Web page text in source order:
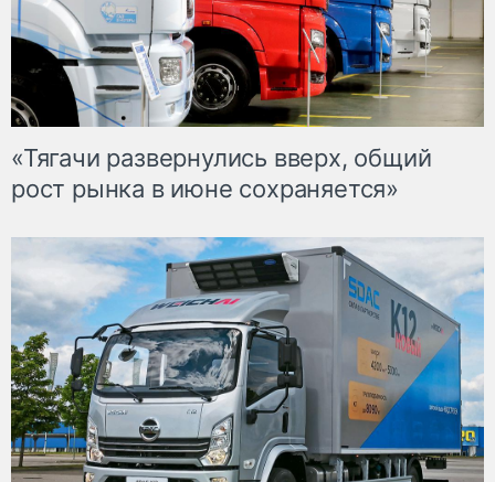
«Тягачи развернулись вверх, общий
рост рынка в июне сохраняется»